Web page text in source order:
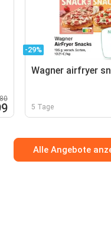
-29%
Wagner airfryer
5 Tage
Alle Angebote